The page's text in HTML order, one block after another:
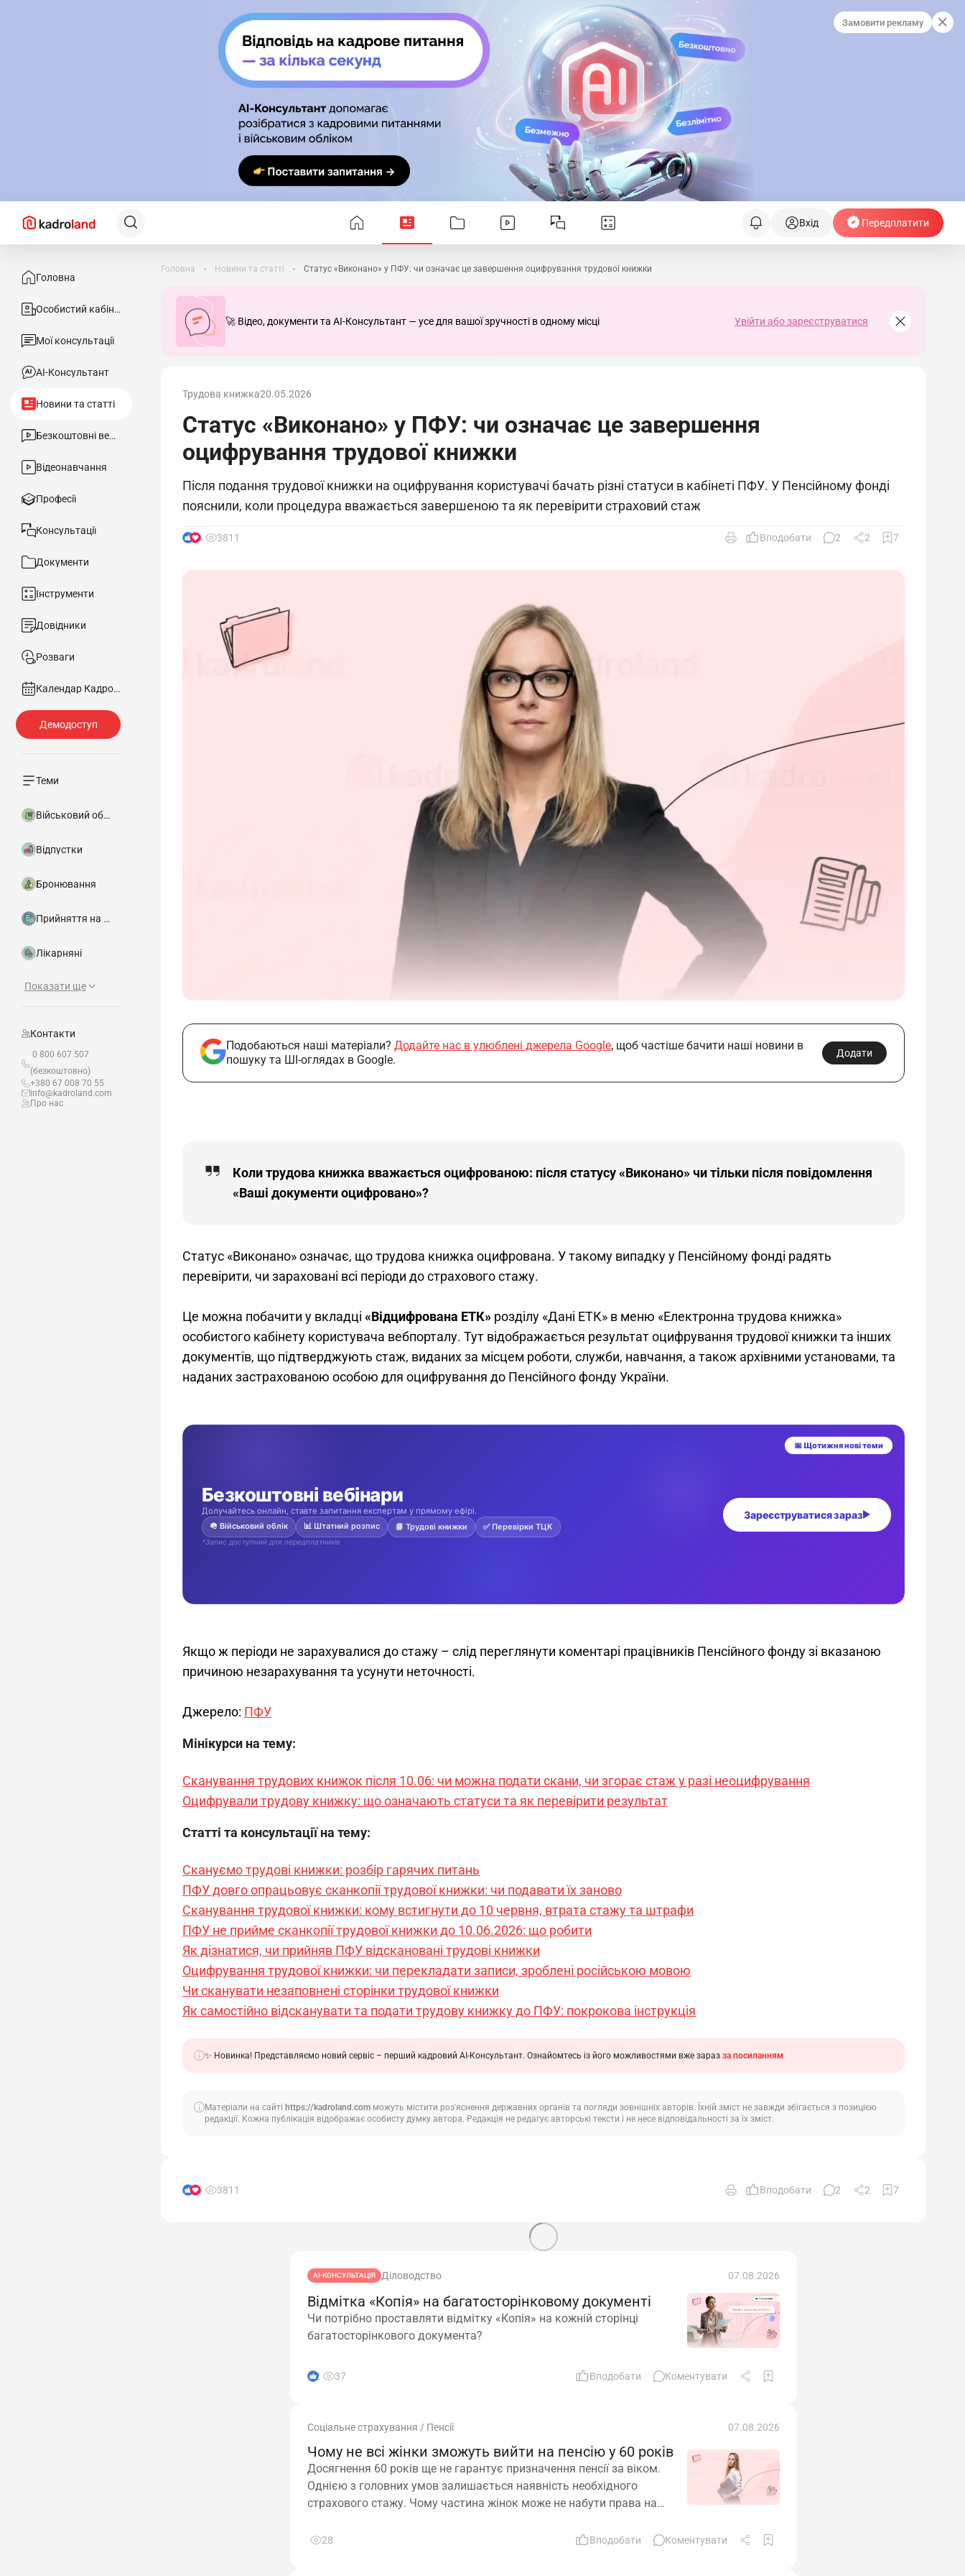
Замовити рекламу
Вхід Передплатити
Головна
Особистий кабінет
Мої консультації
АІ-Консультант
Новини та статті
Безкоштовні вебінари
Відеонавчання
Професії
Консультації
Документи
Інструменти
Довідники
Розваги
Календар Кадровика
Теми
Військовий облік
Відпустки
Бронювання
Прийняття на роботу
Лікарняні
Показати ще
Контакти
0 800 607 507
(безкоштовно)
+380 67 008 70 55
info@kadroland.com
Про нас
Головна Новини та статті Статус «Виконано» у ПФУ: чи означає це завершення оцифрування трудової книжки
🚀 Відео, документи та AI-Консультант — усе для вашої зручності в одному місці Увійти або зареєструватися
Трудова книжка20.05.2026
Статус «Виконано» у ПФУ: чи означає це завершення
оцифрування трудової книжки
Після подання трудової книжки на оцифрування користувачі бачать різні статуси в кабінеті ПФУ. У Пенсійному фонді
пояснили, коли процедура вважається завершеною та як перевірити страховий стаж
6 3811 Вподобати 2 2 7
Подобаються наші матеріали? Додайте нас в улюблені джерела Google, щоб частіше бачити наші новини в
пошуку та ШІ-оглядах в Google.
Додати
Коли трудова книжка вважається оцифрованою: після статусу «Виконано» чи тільки після повідомлення
«Ваші документи оцифровано»?
Статус «Виконано» означає, що трудова книжка оцифрована. У такому випадку у Пенсійному фонді радять
перевірити, чи зараховані всі періоди до страхового стажу.
Це можна побачити у вкладці «Відцифрована ЕТК» розділу «Дані ЕТК» в меню «Електронна трудова книжка»
особистого кабінету користувача вебпорталу. Тут відображається результат оцифрування трудової книжки та інших
документів, що підтверджують стаж, виданих за місцем роботи, служби, навчання, а також архівними установами, та
наданих застрахованою особою для оцифрування до Пенсійного фонду України.
Якщо ж періоди не зарахувалися до стажу – слід переглянути коментарі працівників Пенсійного фонду зі вказаною
причиною незарахування та усунути неточності.
Джерело: ПФУ
Мінікурси на тему:
Сканування трудових книжок після 10.06: чи можна подати скани, чи згорає стаж у разі неоцифрування
Оцифрували трудову книжку: що означають статуси та як перевірити результат
Статті та консультації на тему:
Скануємо трудові книжки: розбір гарячих питань
ПФУ довго опрацьовує сканкопії трудової книжки: чи подавати їх заново
Сканування трудової книжки: кому встигнути до 10 червня, втрата стажу та штрафи
ПФУ не прийме сканкопії трудової книжки до 10.06.2026: що робити
Як дізнатися, чи прийняв ПФУ відскановані трудові книжки
Оцифрування трудової книжки: чи перекладати записи, зроблені російською мовою
Чи сканувати незаповнені сторінки трудової книжки
Як самостійно відсканувати та подати трудову книжку до ПФУ: покрокова інструкція
✨ Новинка! Представляємо новий сервіс – перший кадровий АІ-Консультант. Ознайомтесь із його можливостями вже зараз за посиланням
Матеріали на сайті https://kadroland.com можуть містити роз'яснення державних органів та погляди зовнішніх авторів. Їхній зміст не завжди збігається з позицією
редакції. Кожна публікація відображає особисту думку автора. Редакція не редагує авторські тексти і не несе відповідальності за їх зміст.
6 3811 Вподобати 2 2 7
АІ-КОНСУЛЬТАЦІЯ Діловодство 07.08.2026
Відмітка «Копія» на багатосторінковому документі
Чи потрібно проставляти відмітку «Копія» на кожній сторінці
багатосторінкового документа?
2 37 Вподобати Коментувати
Соціальне страхування / Пенсії 07.08.2026
Чому не всі жінки зможуть вийти на пенсію у 60 років
Досягнення 60 років ще не гарантує призначення пенсії за віком.
Однією з головних умов залишається наявність необхідного
страхового стажу. Чому частина жінок може не набути права на
розглянуто в матеріалі
28 Вподобати Коментувати